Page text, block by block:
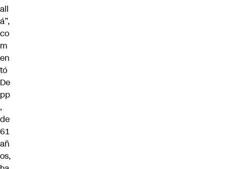
all
á”,
co
m
en
tó
De
pp
,
de
61
añ
os,